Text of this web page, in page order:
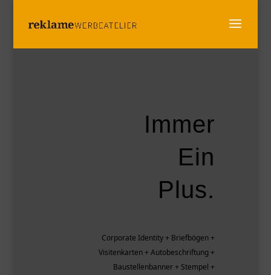
Immer
Ein
Plus.
Corporate Identity + Briefbögen +
Visitenkarten + Autobeschriftung +
Baustellenbanner + Stempel +